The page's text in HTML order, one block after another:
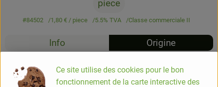
piece
#84502 1,80 €/ piece 5.5% TVA Classe commerciale II
Info Origine
Info
Ce site utilise des cookies pour le bon
fonctionnement de la carte interactive des